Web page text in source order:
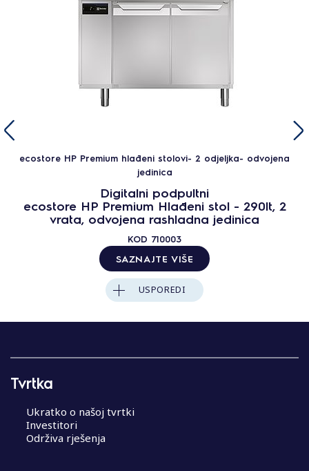
ecostore HP Premium hlađeni stolovi- 2 odjeljka- odvojena
jedinica
Digitalni podpultni
ecostore HP Premium Hlađeni stol - 290lt, 2
vrata, odvojena rashladna jedinica
KOD 710003
SAZNAJTE VIŠE
USPOREDI
Tvrtka
Ukratko o našoj tvrtki
Investitori
Održiva rješenja